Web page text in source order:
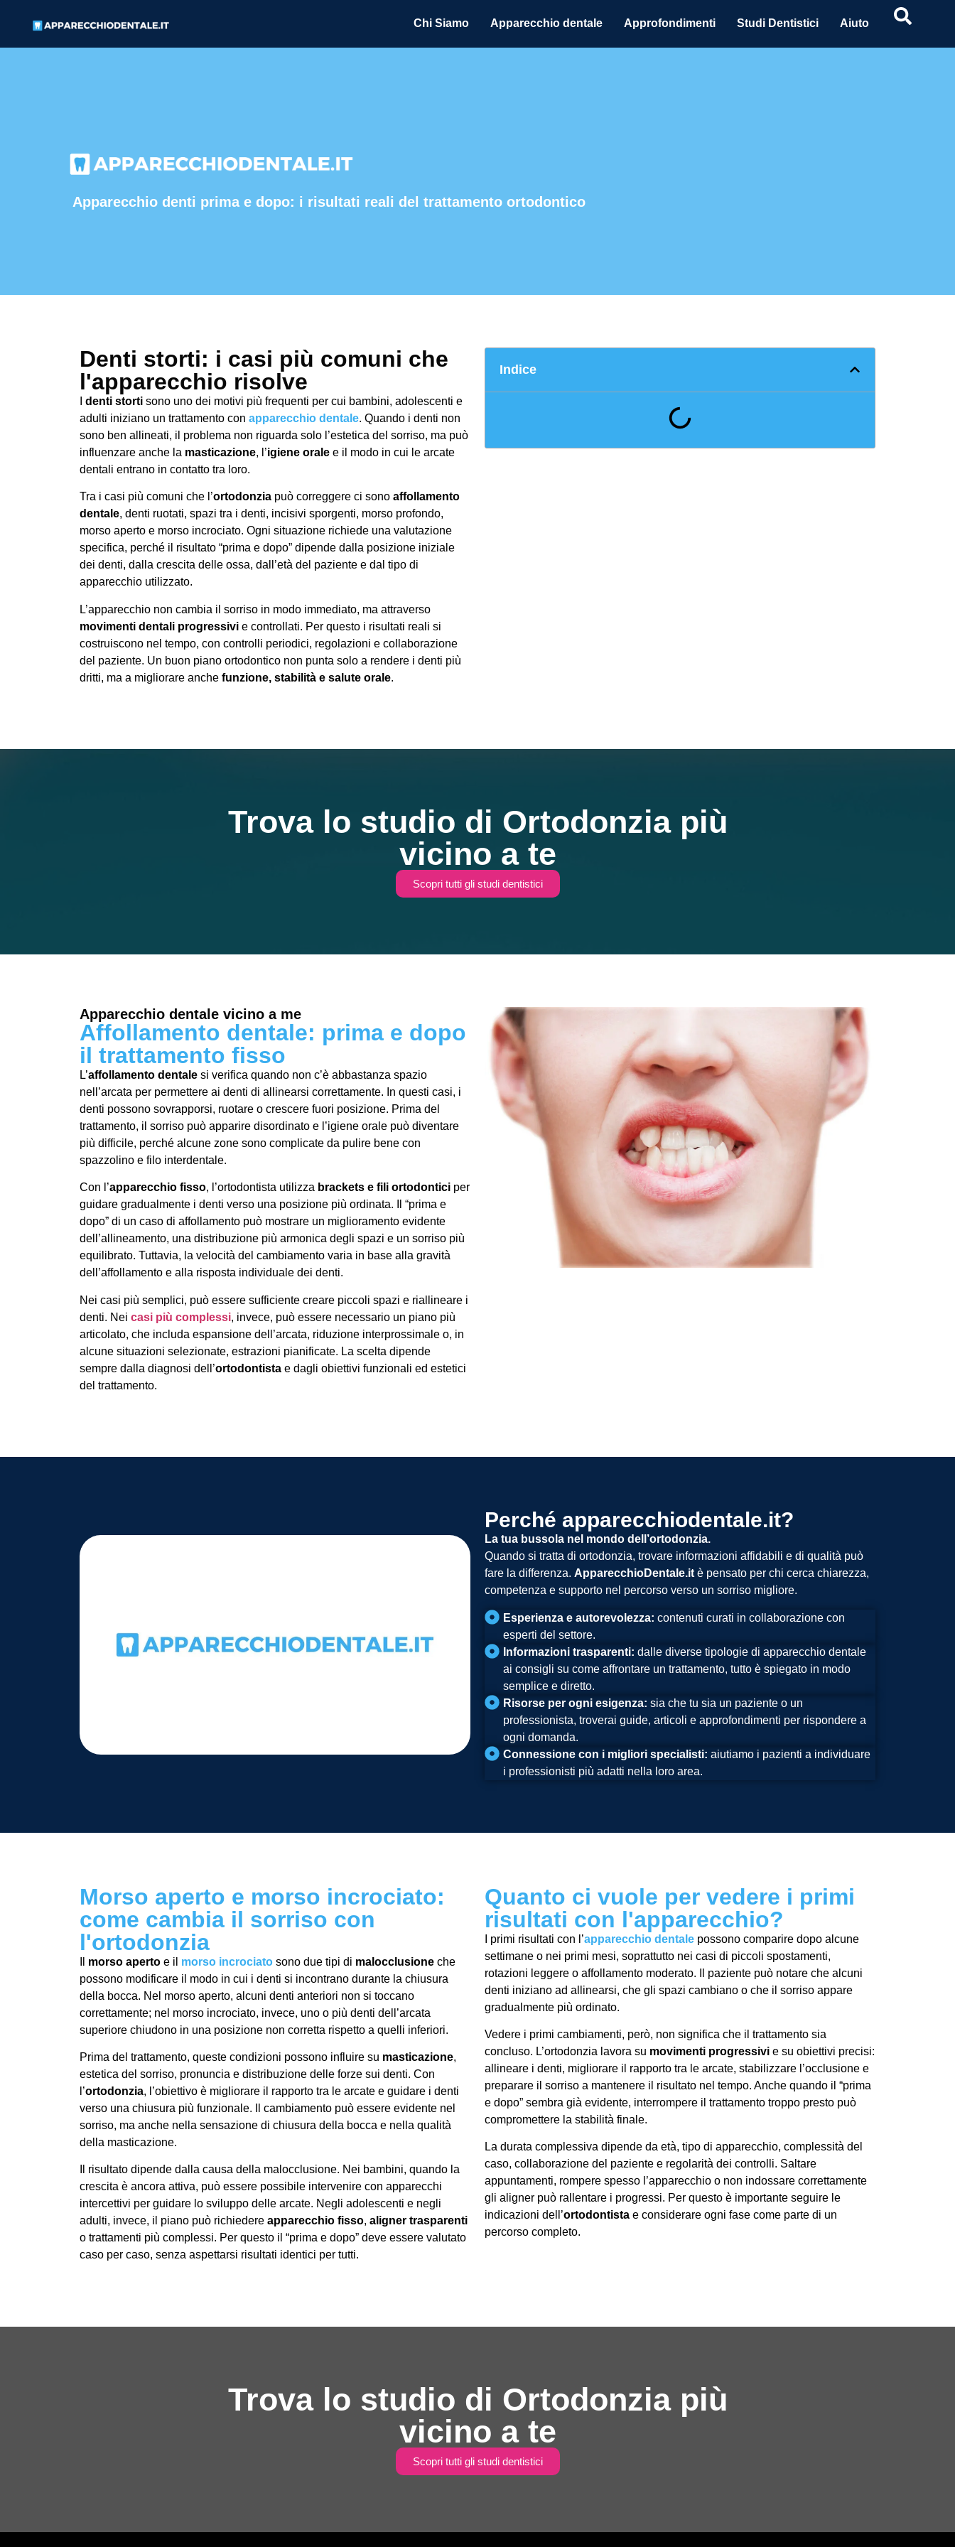
Chi Siamo Apparecchio dentale Approfondimenti Studi Dentistici Aiuto
Apparecchio denti prima e dopo: i risultati reali del trattamento ortodontico
Denti storti: i casi più comuni che
l'apparecchio risolve
denti storti sono uno dei motivi più frequenti per cui bambini, adolescenti e
adulti iniziano un trattamento con apparecchio dentale. Quando i denti non
sono ben allineati, il problema non riguarda solo l’estetica del sorriso, ma può
influenzare anche la masticazione, l’igiene orale e il modo in cui le arcate
dentali entrano in contatto tra loro.
Tra i casi più comuni che l’ortodonzia può correggere ci sono affollamento
dentale, denti ruotati, spazi tra i denti, incisivi sporgenti, morso profondo,
morso aperto e morso incrociato. Ogni situazione richiede una valutazione
specifica, perché il risultato “prima e dopo” dipende dalla posizione iniziale
dei denti, dalla crescita delle ossa, dall’età del paziente e dal tipo di
apparecchio utilizzato.
L’apparecchio non cambia il sorriso in modo immediato, ma attraverso
movimenti dentali progressivi e controllati. Per questo i risultati reali si
costruiscono nel tempo, con controlli periodici, regolazioni e collaborazione
del paziente. Un buon piano ortodontico non punta solo a rendere i denti più
dritti, ma a migliorare anche funzione, stabilità e salute orale.
Indice
Trova lo studio di Ortodonzia più
vicino a te
Scopri tutti gli studi dentistici
Apparecchio dentale vicino a me
Affollamento dentale: prima e dopo
il trattamento fisso
L’affollamento dentale si verifica quando non c’è abbastanza spazio
nell’arcata per permettere ai denti di allinearsi correttamente. In questi casi, i
denti possono sovrapporsi, ruotare o crescere fuori posizione. Prima del
trattamento, il sorriso può apparire disordinato e l’igiene orale può diventare
più difficile, perché alcune zone sono complicate da pulire bene con
spazzolino e filo interdentale.
Con l’apparecchio fisso, l’ortodontista utilizza brackets e fili ortodontici per
guidare gradualmente i denti verso una posizione più ordinata. Il “prima e
dopo” di un caso di affollamento può mostrare un miglioramento evidente
dell’allineamento, una distribuzione più armonica degli spazi e un sorriso più
equilibrato. Tuttavia, la velocità del cambiamento varia in base alla gravità
dell’affollamento e alla risposta individuale dei denti.
Nei casi più semplici, può essere sufficiente creare piccoli spazi e riallineare i
denti. Nei casi più complessi, invece, può essere necessario un piano più
articolato, che includa espansione dell’arcata, riduzione interprossimale o, in
alcune situazioni selezionate, estrazioni pianificate. La scelta dipende
sempre dalla diagnosi dell’ortodontista e dagli obiettivi funzionali ed estetici
del trattamento.
Perché apparecchiodentale.it?
La tua bussola nel mondo dell’ortodonzia.
Quando si tratta di ortodonzia, trovare informazioni affidabili e di qualità può
fare la differenza. ApparecchioDentale.it è pensato per chi cerca chiarezza,
competenza e supporto nel percorso verso un sorriso migliore.
Esperienza e autorevolezza: contenuti curati in collaborazione con
esperti del settore.
Informazioni trasparenti: dalle diverse tipologie di apparecchio dentale
ai consigli su come affrontare un trattamento, tutto è spiegato in modo
semplice e diretto.
Risorse per ogni esigenza: sia che tu sia un paziente o un
professionista, troverai guide, articoli e approfondimenti per rispondere a
ogni domanda.
Connessione con i migliori specialisti: aiutiamo i pazienti a individuare
i professionisti più adatti nella loro area.
Morso aperto e morso incrociato:
come cambia il sorriso con
l'ortodonzia
morso aperto e il morso incrociato sono due tipi di malocclusione che
possono modificare il modo in cui i denti si incontrano durante la chiusura
della bocca. Nel morso aperto, alcuni denti anteriori non si toccano
correttamente; nel morso incrociato, invece, uno o più denti dell’arcata
superiore chiudono in una posizione non corretta rispetto a quelli inferiori.
Prima del trattamento, queste condizioni possono influire su masticazione,
estetica del sorriso, pronuncia e distribuzione delle forze sui denti. Con
l’ortodonzia, l’obiettivo è migliorare il rapporto tra le arcate e guidare i denti
verso una chiusura più funzionale. Il cambiamento può essere evidente nel
sorriso, ma anche nella sensazione di chiusura della bocca e nella qualità
della masticazione.
Il risultato dipende dalla causa della malocclusione. Nei bambini, quando la
crescita è ancora attiva, può essere possibile intervenire con apparecchi
intercettivi per guidare lo sviluppo delle arcate. Negli adolescenti e negli
adulti, invece, il piano può richiedere apparecchio fisso, aligner trasparenti
o trattamenti più complessi. Per questo il “prima e dopo” deve essere valutato
caso per caso, senza aspettarsi risultati identici per tutti.
Quanto ci vuole per vedere i primi
risultati con l'apparecchio?
I primi risultati con l’apparecchio dentale possono comparire dopo alcune
settimane o nei primi mesi, soprattutto nei casi di piccoli spostamenti,
rotazioni leggere o affollamento moderato. Il paziente può notare che alcuni
denti iniziano ad allinearsi, che gli spazi cambiano o che il sorriso appare
gradualmente più ordinato.
Vedere i primi cambiamenti, però, non significa che il trattamento sia
concluso. L’ortodonzia lavora su movimenti progressivi e su obiettivi precisi:
allineare i denti, migliorare il rapporto tra le arcate, stabilizzare l’occlusione e
preparare il sorriso a mantenere il risultato nel tempo. Anche quando il “prima
e dopo” sembra già evidente, interrompere il trattamento troppo presto può
compromettere la stabilità finale.
La durata complessiva dipende da età, tipo di apparecchio, complessità del
caso, collaborazione del paziente e regolarità dei controlli. Saltare
appuntamenti, rompere spesso l’apparecchio o non indossare correttamente
gli aligner può rallentare i progressi. Per questo è importante seguire le
indicazioni dell’ortodontista e considerare ogni fase come parte di un
percorso completo.
Trova lo studio di Ortodonzia più
vicino a te
Scopri tutti gli studi dentistici